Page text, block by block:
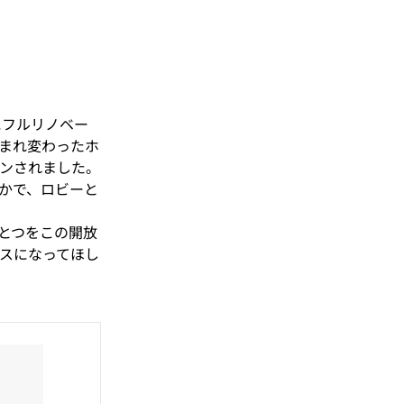
ルリノベー
れ変わったホ
されました。
で、ロビーと
つをこの開放
になってほし